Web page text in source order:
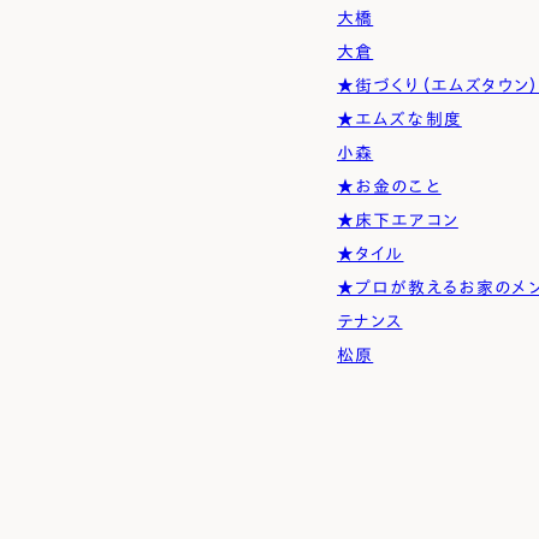
大橋
大倉
★街づくり（エムズタウン）
★エムズな制度
小森
★お金のこと
★床下エアコン
★タイル
★プロが教えるお家のメ
テナンス
松原